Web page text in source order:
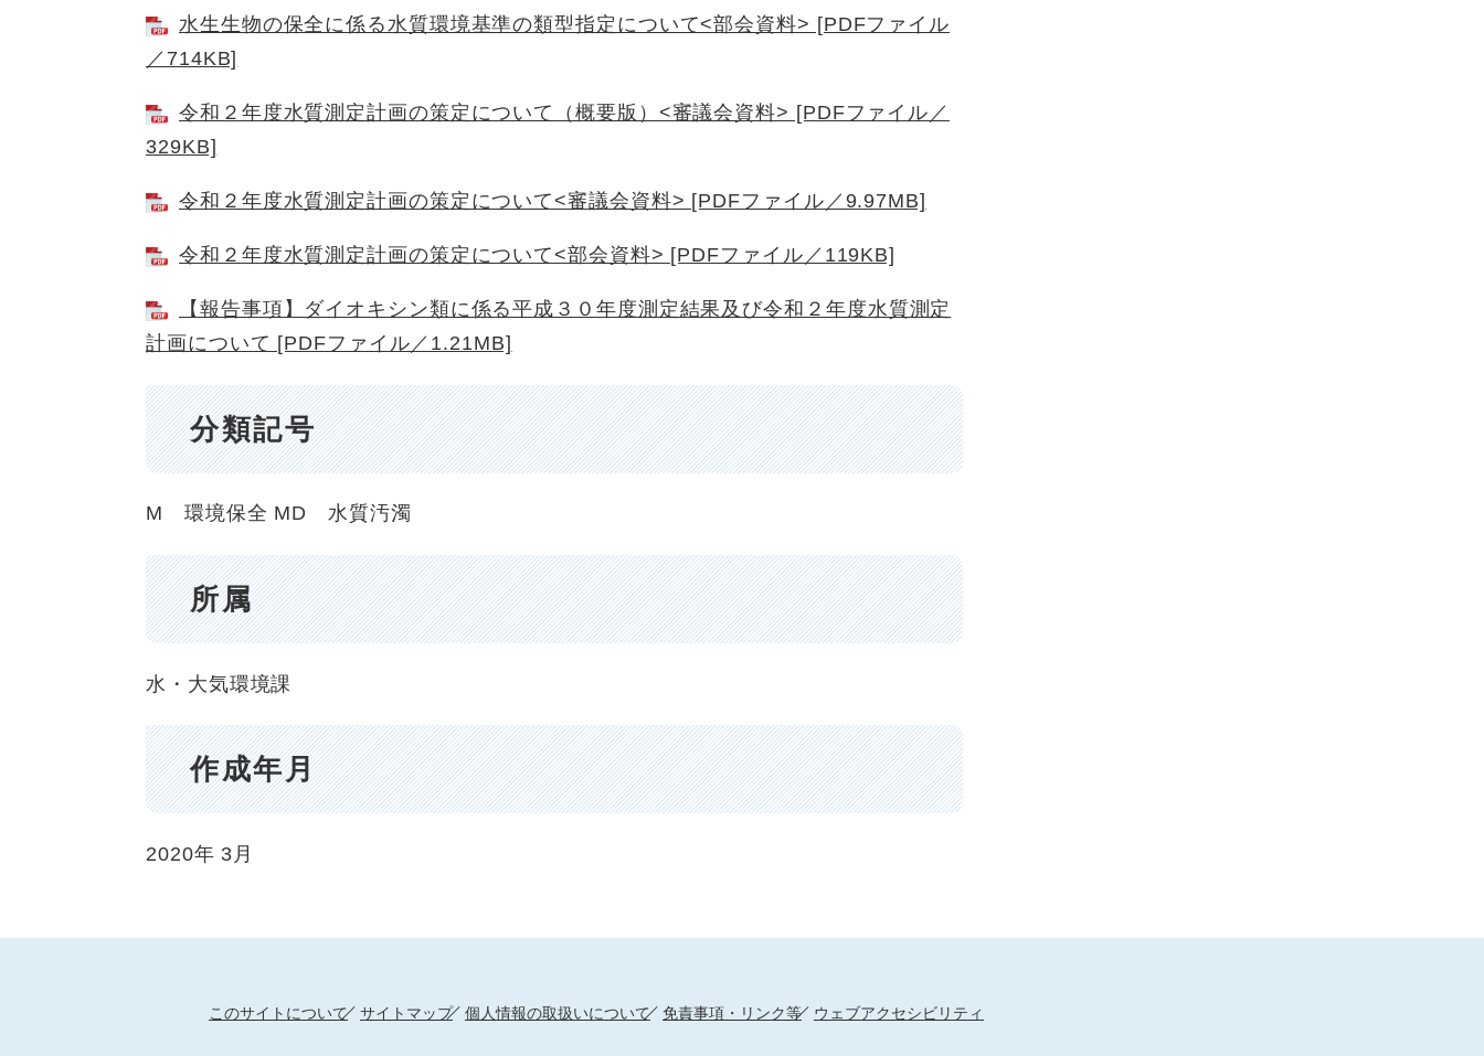
水生生物の保全に係る水質環境基準の類型指定について<部会資料> [PDFファイル
／714KB]
令和２年度水質測定計画の策定について（概要版）<審議会資料> [PDFファイル／
329KB]
令和２年度水質測定計画の策定について<審議会資料> [PDFファイル／9.97MB]
令和２年度水質測定計画の策定について<部会資料> [PDFファイル／119KB]
【報告事項】ダイオキシン類に係る平成３０年度測定結果及び令和２年度水質測定
計画について [PDFファイル／1.21MB]
分類記号
M 環境保全 MD 水質汚濁
所属
水・大気環境課
作成年月
2020年 3月
このサイトについて サイトマップ 個人情報の取扱いについて 免責事項・リンク等 ウェブアクセシビリティ